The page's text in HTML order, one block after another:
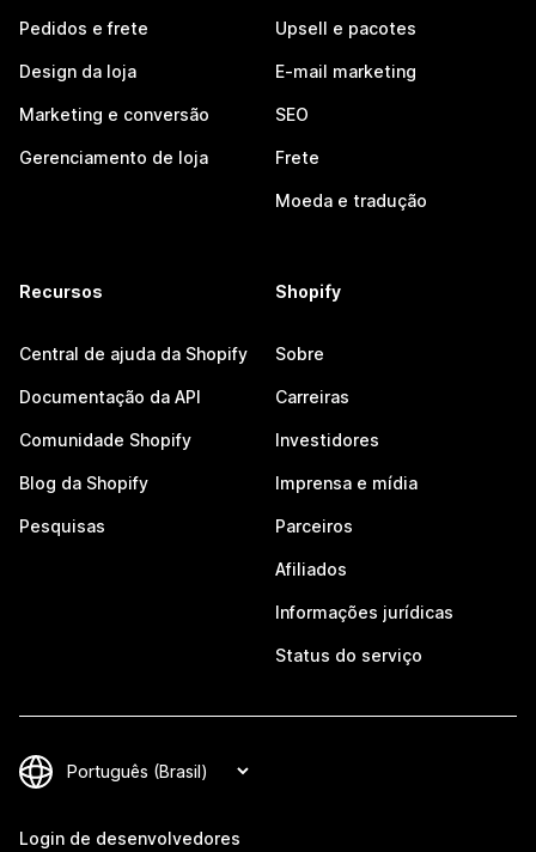
Pedidos e frete
Design da loja
Marketing e conversão
Gerenciamento de loja
Upsell e pacotes
E-mail marketing
SEO
Frete
Moeda e tradução
Recursos
Central de ajuda da Shopify
Documentação da API
Comunidade Shopify
Blog da Shopify
Pesquisas
Shopify
Sobre
Carreiras
Investidores
Imprensa e mídia
Parceiros
Afiliados
Informações jurídicas
Status do serviço
Login de desenvolvedores